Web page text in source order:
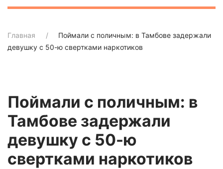
Главная
Поймали с поличным: в Тамбове задержали
девушку с 50-ю свертками наркотиков
Поймали с поличным: в
Тамбове задержали
девушку с 50-ю
свертками наркотиков